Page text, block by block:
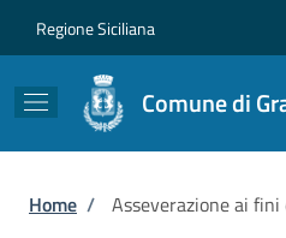
Regione Siciliana
Comune di
Briciole di pane
Home / Asseverazione ai